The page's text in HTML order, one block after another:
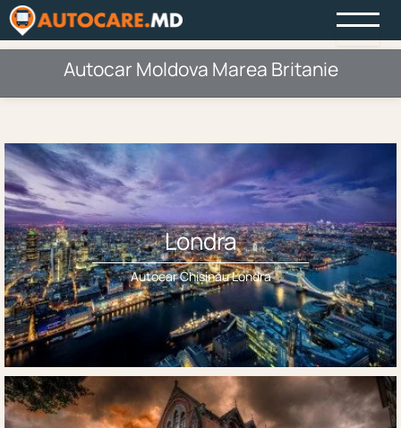
Autocar Moldova Marea Britanie
Londra
Autocar Chișinău Londra